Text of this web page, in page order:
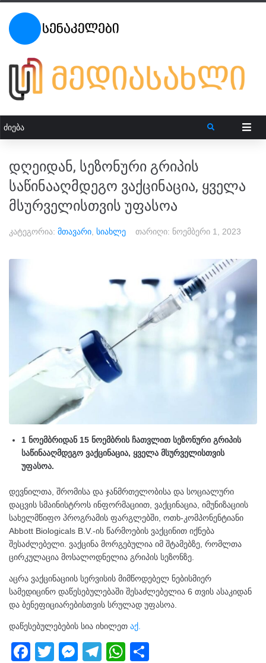
დღეიდან, სეზონური გრიპის
საწინააღმდეგო ვაქცინაცია, ყველა
მსურველისთვის უფასოა
კატეგორია: მთავარი სიახლე თარიღი: ნოემბერი 1, 2023
1 ნოემბრიდან 15 ნოემბრის ჩათვლით სეზონური გრიპის
საწინააღმდეგო ვაქცინაცია, ყველა მსურველისთვის
უფასოა.
დევნილთა, შრომისა და ჯანმრთელობისა და სოციალური
დაცვის სმაინისტროს ინფორმაციით, ვაქცინაცია, იმუნიზაციის
სახელმწიფო პროგრამის ფარგლებში, ოთხ-კომპონენტიანი
Abbott Biologicals B.V.-ის წარმოების ვაქცინით იქნება
შესაძლებელი. ვაქცინა მორგებულია იმ შტამებზე, რომლთა
ცირკულაცია მოსალოდნელია გრიპის სეზონზე.
აცრა ვაქცინაციის სერვისის მიმწოდებელ ნებისმიერ
სამედიცინო დაწესებულებაში შესაძლებელია 6 თვის ასაკიდან
და ბენეფიციარებისთვის სრულად უფასოა.
დაწესებულებების სია იხილეთ აქ.
F
T
M T
W